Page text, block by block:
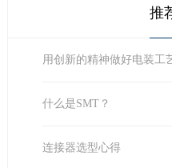
推
用创新的精神做好电装工
什么是SMT？
连接器选型心得